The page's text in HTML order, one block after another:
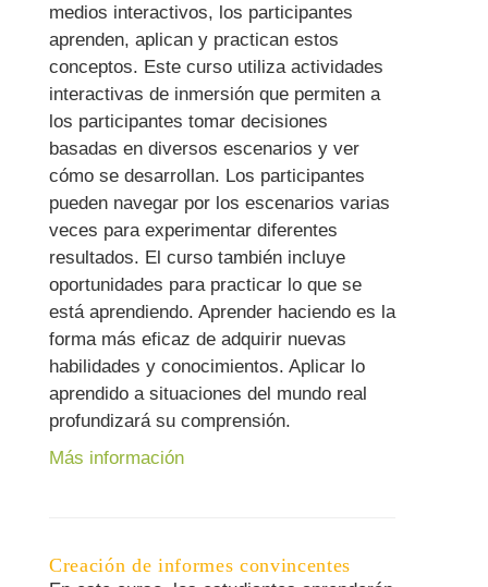
medios interactivos, los participantes
aprenden, aplican y practican estos
conceptos. Este curso utiliza actividades
interactivas de inmersión que permiten a
los participantes tomar decisiones
basadas en diversos escenarios y ver
cómo se desarrollan. Los participantes
pueden navegar por los escenarios varias
veces para experimentar diferentes
resultados. El curso también incluye
oportunidades para practicar lo que se
está aprendiendo. Aprender haciendo es la
forma más eficaz de adquirir nuevas
habilidades y conocimientos. Aplicar lo
aprendido a situaciones del mundo real
profundizará su comprensión.
Más información
Creación de informes convincentes